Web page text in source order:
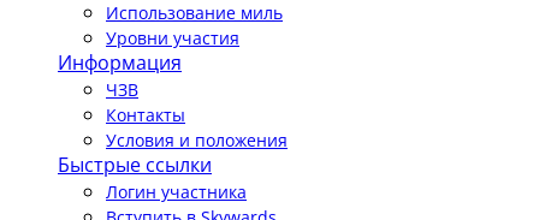
Использование миль
Уровни участия
Информация
ЧЗВ
Контакты
Условия и положения
Быстрые ссылки
Логин участника